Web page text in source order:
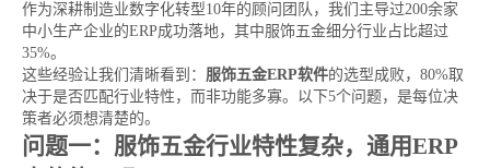
作为深耕制造业数字化转型10年的顾问团队，我们主导过200余家
中小生产企业的ERP成功落地，其中服饰五金细分行业占比超过
35%。
这些经验让我们清晰看到： 服饰五金ERP软件的选型成败，80%取
决于是否匹配行业特性，而非功能多寡。以下5个问题，是每位决
策者必须想清楚的。
问题一：服饰五金行业特性复杂，通用ERP